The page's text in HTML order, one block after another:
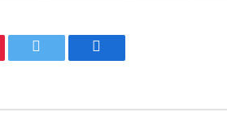
فيسبوك تويتر